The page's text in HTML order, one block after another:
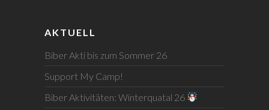
AKTUELL
Biber Akti bis zum Sommer 26
Support My Camp!
Biber Aktivitäten: Winterquatal 26